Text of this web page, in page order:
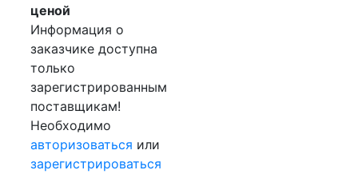
ценой
Информация о
заказчике доступна
только
зарегистрированным
поставщикам!
Необходимо
авторизоваться или
зарегистрироваться